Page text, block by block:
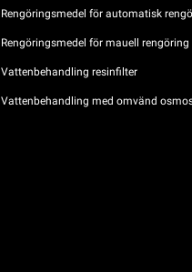
Rengöringsmedel för automatisk
Rengöringsmedel för mauell rengöring
Vattenbehandling resinfilter
Vattenbehandling med omvänd